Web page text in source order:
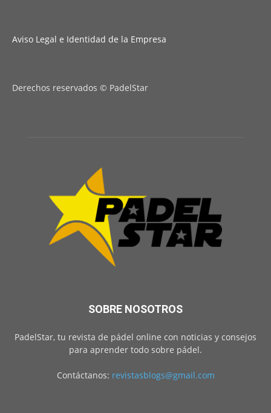
Aviso Legal e Identidad de la Empresa
Derechos reservados © PadelStar
SOBRE NOSOTROS
PadelStar, tu revista de pádel online con noticias y consejos
para aprender todo sobre pádel.
Contáctanos: revistasblogs@gmail.com